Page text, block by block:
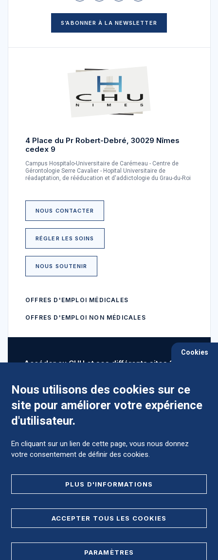
S’ABONNER À LA NEWSLETTER
4 Place du Pr Robert-Debré, 30029 Nîmes
cedex 9
Campus Hospitalo-Universitaire de Carémeau - Centre de
Gérontologie Serre Cavalier - Hopital Universitaire de
réadaptation, de rééducation et d'addictologie du Grau-du-Roi
NOUS CONTACTER
RÉGLER LES SOINS
NOUS SOUTENIR
OFFRES D'EMPLOI MÉDICALES
OFFRES D'EMPLOI NON MÉDICALES
Accéder au CHU et ses différents sites ?
Comment préparer mon hospitalisation ?
PLAN DE SITE
Cookies
Nous utilisons des cookies sur ce
site pour améliorer votre expérience
d'utilisateur.
En cliquant sur un lien de cette page, vous nous donnez
votre consentement de définir des cookies.
PLUS D'INFORMATIONS
ACCEPTER TOUS LES COOKIES
PARAMÈTRES